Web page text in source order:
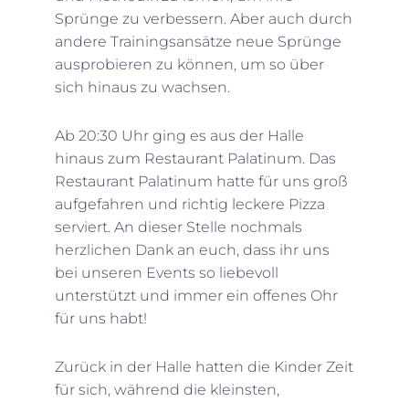
Sprünge zu verbessern. Aber auch durch
andere Trainingsansätze neue Sprünge
ausprobieren zu können, um so über
sich hinaus zu wachsen.
Ab 20:30 Uhr ging es aus der Halle
hinaus zum Restaurant Palatinum. Das
Restaurant Palatinum hatte für uns groß
aufgefahren und richtig leckere Pizza
serviert. An dieser Stelle nochmals
herzlichen Dank an euch, dass ihr uns
bei unseren Events so liebevoll
unterstützt und immer ein offenes Ohr
für uns habt!
Zurück in der Halle hatten die Kinder Zeit
für sich, während die kleinsten,